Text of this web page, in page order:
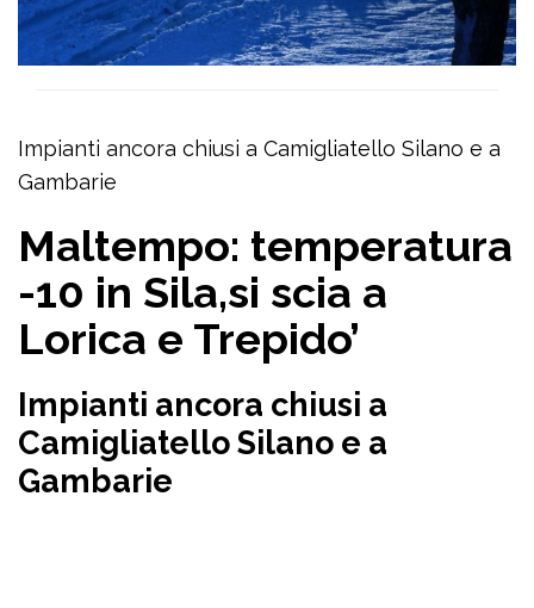
Impianti ancora chiusi a Camigliatello Silano e a
Gambarie
Maltempo: temperatura
-10 in Sila,si scia a
Lorica e Trepido’
Impianti ancora chiusi a
Camigliatello Silano e a
Gambarie